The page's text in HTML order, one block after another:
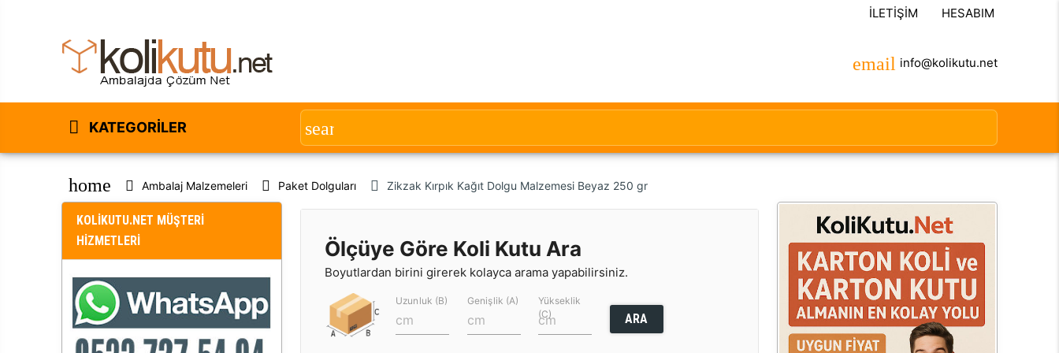
İLETIŞIM HESABIM
info@kolikutu.net
KATEGORILER
home Ambalaj Malzemeleri Paket Dolguları Zikzak Kırpık Kağıt Dolgu Malzemesi Beyaz 250 gr
KOLİKUTU.NET MÜŞTERİ
HİZMETLERİ
Ölçüye Göre Koli Kutu Ara
Boyutlardan birini girerek kolayca arama yapabilirsiniz.
Uzunluk (B) Genişlik (A)
Yükseklik
(C)
ARA